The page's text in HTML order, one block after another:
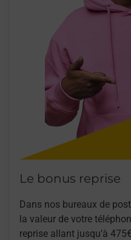
Le bonus reprise
Dans nos bureaux de
la valeur de votre
reprise allant jusqu’à